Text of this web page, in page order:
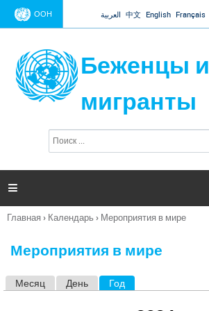
Jump to navigation
ООН العربية 中文 English Français
Беженцы и
мигранты
п
и

Вы
Главная › Календарь › Мероприятия в мире
Мероприятия в мире
Месяц День Год